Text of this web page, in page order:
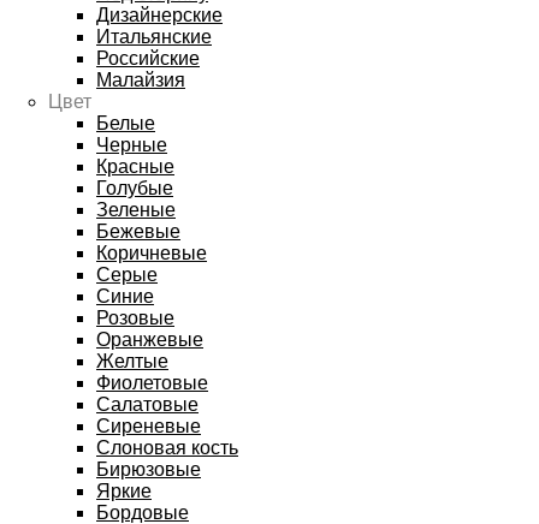
Дизайнерские
Итальянские
Российские
Малайзия
Цвет
Белые
Черные
Красные
Голубые
Зеленые
Бежевые
Коричневые
Серые
Синие
Розовые
Оранжевые
Желтые
Фиолетовые
Салатовые
Сиреневые
Слоновая кость
Бирюзовые
Яркие
Бордовые